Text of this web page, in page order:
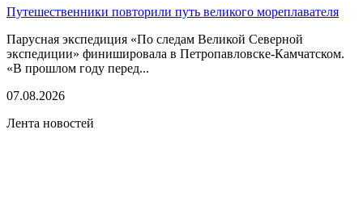
Путешественники повторили путь великого мореплавателя
Парусная экспедиция «По следам Великой Северной
экспедиции» финишировала в Петропавловске-Камчатском.
«В прошлом году перед...
07.08.2026
Лента новостей